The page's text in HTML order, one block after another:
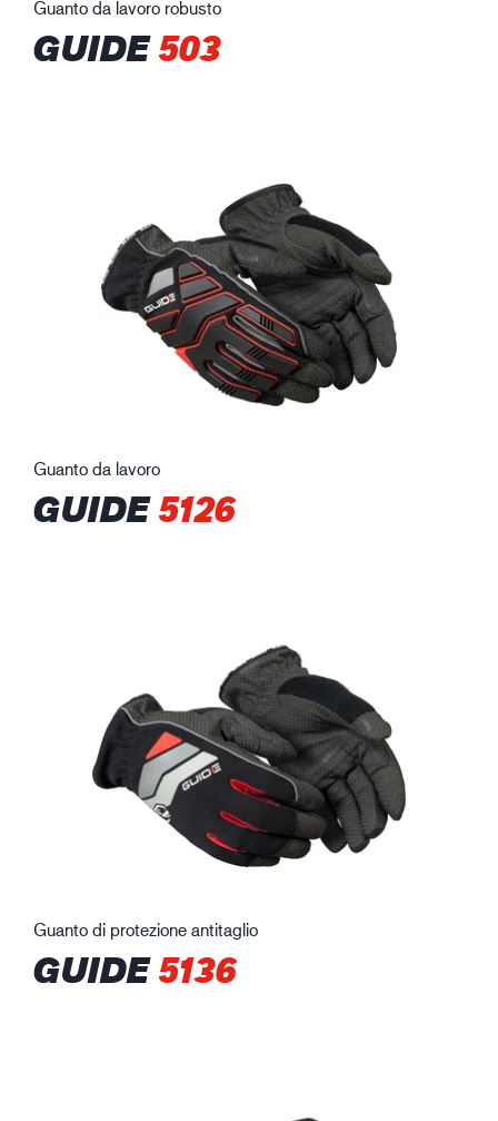
Guanto da lavoro robusto
GUIDE503
Guanto da lavoro
GUIDE5126
Guanto di protezione antitaglio
GUIDE5136